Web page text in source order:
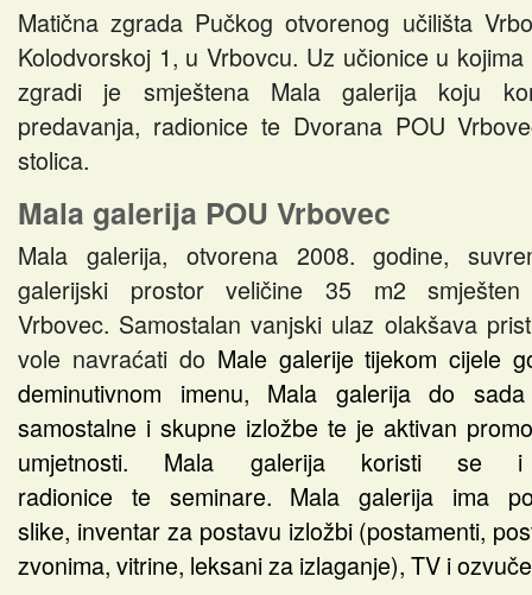
Matična zgrada Pučkog otvorenog učilišta
Kolodvorskoj 1, u Vrbovcu. Uz učionice u
zgradi je smještena Mala galerija koju
predavanja, radionice te Dvorana POU
stolica.
Mala galerija POU Vrbovec
Mala galerija, otvorena 2008. godine,
galerijski prostor veličine 35 m2
Vrbovec. Samostalan vanjski ulaz olakšava
vole navraćati do Male galerije tijekom cijele
deminutivnom imenu, Mala galerija do
samostalne i skupne izložbe te je aktivan
umjetnosti. Mala galerija koristi se
radionice te seminare. Mala galerija ima
slike, inventar za postavu izložbi (postamenti,
zvonima, vitrine, leksani za izlaganje), TV i